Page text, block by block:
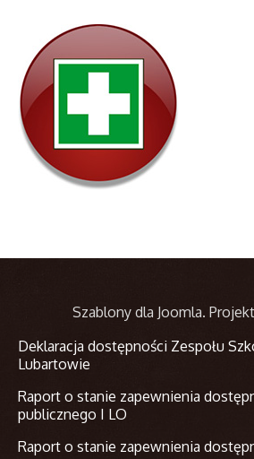
Szablony dla Joomla.
Deklaracja dostępności Zespołu
Lubartowie
Raport o stanie zapewnienia
publicznego I LO
Raport o stanie zapewnienia